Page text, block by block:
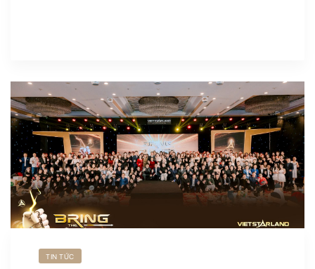
TIN TỨC